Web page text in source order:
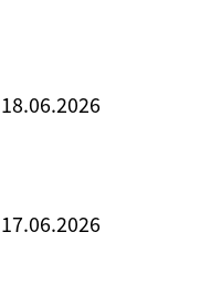
18.06.2026
17.06.2026